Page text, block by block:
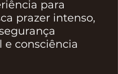
para
prazer intenso,
e consciência